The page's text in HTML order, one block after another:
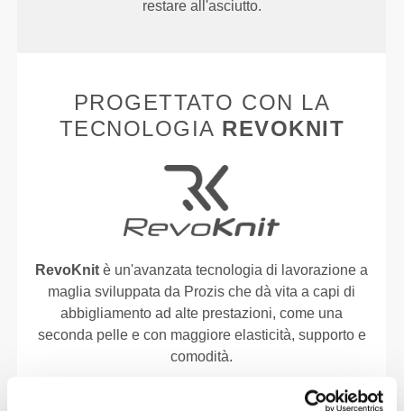
restare all'asciutto.
PROGETTATO CON LA
TECNOLOGIA REVOKNIT
RevoKnit è un'avanzata tecnologia di lavorazione a
maglia sviluppata da Prozis che dà vita a capi di
abbigliamento ad alte prestazioni, come una
seconda pelle e con maggiore elasticità, supporto e
comodità.
ha migliori prestazioni, fa sentire meglio